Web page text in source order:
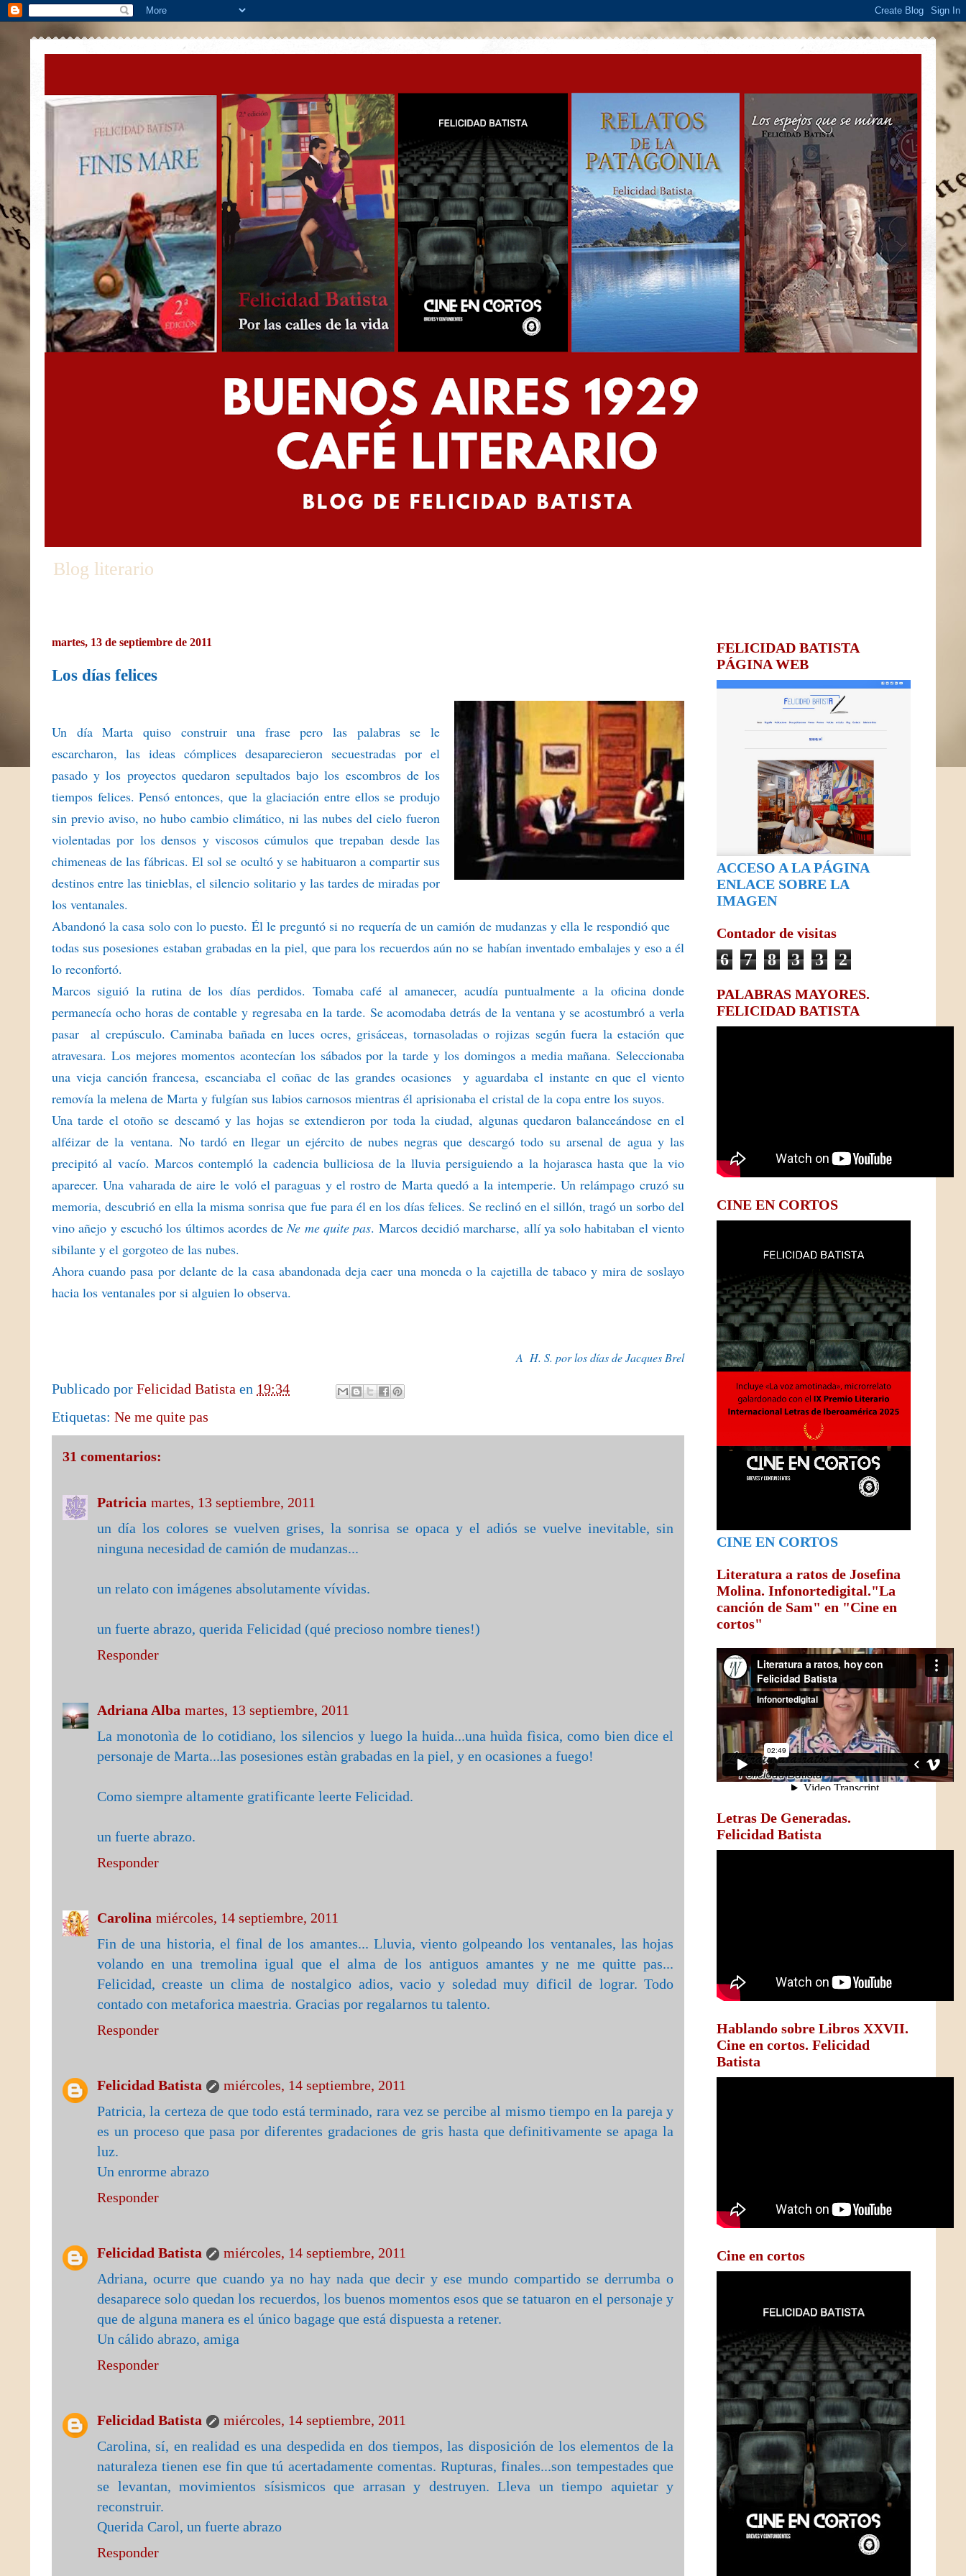
Blog literario
martes, 13 de septiembre de 2011
Los días felices
Un día Marta quiso construir una frase pero las palabras se le
escarcharon, las ideas cómplices desaparecieron secuestradas por el
pasado y los proyectos quedaron sepultados bajo los escombros de los
tiempos felices. Pensó entonces, que la glaciación entre ellos se produjo
sin previo aviso, no hubo cambio climático, ni las nubes del cielo fueron
violentadas por los densos y viscosos cúmulos que trepaban desde las
chimeneas de las fábricas. El sol se ocultó y se habituaron a compartir sus
destinos entre las tinieblas, el silencio solitario y las tardes de miradas por
los ventanales.
Abandonó la casa solo con lo puesto. Él le preguntó si no requería de un camión de mudanzas y ella le respondió que
todas sus posesiones estaban grabadas en la piel, que para los recuerdos aún no se habían inventado embalajes y eso a él
lo reconfortó.
Marcos siguió la rutina de los días perdidos. Tomaba café al amanecer, acudía puntualmente a la oficina donde
permanecía ocho horas de contable y regresaba en la tarde. Se acomodaba detrás de la ventana y se acostumbró a verla
pasar al crepúsculo. Caminaba bañada en luces ocres, grisáceas, tornasoladas o rojizas según fuera la estación que
atravesara. Los mejores momentos acontecían los sábados por la tarde y los domingos a media mañana. Seleccionaba
una vieja canción francesa, escanciaba el coñac de las grandes ocasiones y aguardaba el instante en que el viento
removía la melena de Marta y fulgían sus labios carnosos mientras él aprisionaba el cristal de la copa entre los suyos.
Una tarde el otoño se descamó y las hojas se extendieron por toda la ciudad, algunas quedaron balanceándose en el
alféizar de la ventana. No tardó en llegar un ejército de nubes negras que descargó todo su arsenal de agua y las
precipitó al vacío. Marcos contempló la cadencia bulliciosa de la lluvia persiguiendo a la hojarasca hasta que la vio
aparecer. Una vaharada de aire le voló el paraguas y el rostro de Marta quedó a la intemperie. Un relámpago cruzó su
memoria, descubrió en ella la misma sonrisa que fue para él en los días felices. Se reclinó en el sillón, tragó un sorbo del
vino añejo y escuchó los últimos acordes deNe me quite pas. Marcos decidió marcharse, allí ya solo habitaban el viento
sibilante y el gorgoteo de las nubes.
Ahora cuando pasa por delante de la casa abandonada deja caer una moneda o la cajetilla de tabaco y mira de soslayo
hacia los ventanales por si alguien lo observa.
A H. S. por los días de Jacques Brel
Publicado por Felicidad Batista en 19:34
Etiquetas: Ne me quite pas
31 comentarios:
Patricia martes, 13 septiembre, 2011
un día los colores se vuelven grises, la sonrisa se opaca y el adiós se vuelve inevitable, sin
ninguna necesidad de camión de mudanzas...
un relato con imágenes absolutamente vívidas.
un fuerte abrazo, querida Felicidad (qué precioso nombre tienes!)
Responder
Adriana Alba martes, 13 septiembre, 2011
La monotonìa de lo cotidiano, los silencios y luego la huida...una huìda fìsica, como bien dice el
personaje de Marta...las posesiones estàn grabadas en la piel, y en ocasiones a fuego!
Como siempre altamente gratificante leerte Felicidad.
un fuerte abrazo.
Responder
Carolina miércoles, 14 septiembre, 2011
Fin de una historia, el final de los amantes... Lluvia, viento golpeando los ventanales, las hojas
volando en una tremolina igual que el alma de los antiguos amantes y ne me quitte pas...
Felicidad, creaste un clima de nostalgico adios, vacio y soledad muy dificil de lograr. Todo
contado con metaforica maestria. Gracias por regalarnos tu talento.
Responder
Felicidad Batista
miércoles, 14 septiembre, 2011
Patricia, la certeza de que todo está terminado, rara vez se percibe al mismo tiempo en la pareja y
es un proceso que pasa por diferentes gradaciones de gris hasta que definitivamente se apaga la
luz.
Un enrorme abrazo
Responder
Felicidad Batista
miércoles, 14 septiembre, 2011
Adriana, ocurre que cuando ya no hay nada que decir y ese mundo compartido se derrumba o
desaparece solo quedan los recuerdos, los buenos momentos esos que se tatuaron en el personaje y
que de alguna manera es el único bagage que está dispuesta a retener.
Un cálido abrazo, amiga
Responder
Felicidad Batista
miércoles, 14 septiembre, 2011
Carolina, sí, en realidad es una despedida en dos tiempos, las disposición de los elementos de la
naturaleza tienen ese fin que tú acertadamente comentas. Rupturas, finales...son tempestades que
se levantan, movimientos sísismicos que arrasan y destruyen. Lleva un tiempo aquietar y
reconstruir.
Querida Carol, un fuerte abrazo
Responder
FELICIDAD BATISTA
PÁGINA WEB
ACCESO A LA PÁGINA
ENLACE SOBRE LA
IMAGEN
Contador de visitas
6 7 8 3 3 2
PALABRAS MAYORES.
FELICIDAD BATISTA
CINE EN CORTOS
CINE EN CORTOS
Literatura a ratos de Josefina
Molina. Infonortedigital."La
canción de Sam" en "Cine en
cortos"
Letras De Generadas.
Felicidad Batista
Hablando sobre Libros XXVII.
Cine en cortos. Felicidad
Batista
Cine en cortos